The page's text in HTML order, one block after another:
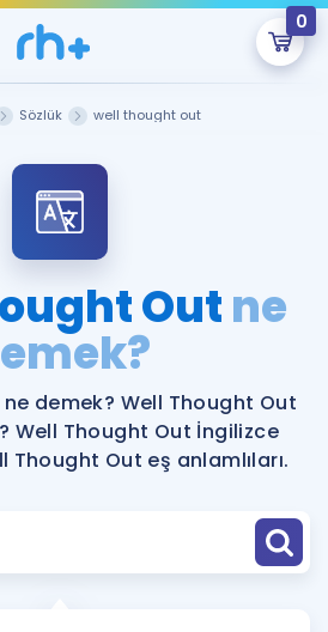
0
Hatırlamıyorum
Şu An Boş.
hazırlayacak onlarca eğitim seni
bekliyor!
İngilizce Gramer
Sözlük well thought out
Outne
demek? Well Thought Out
Well Thought Out İngilizce
Thought Out eş anlamlıları.